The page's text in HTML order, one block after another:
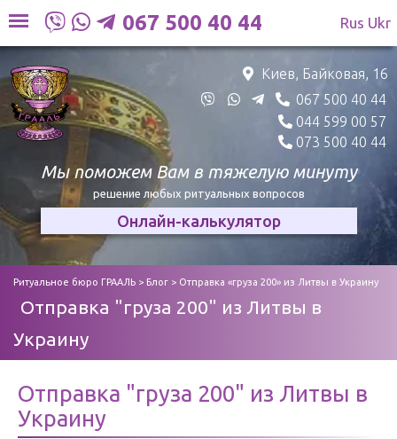
Skip
content
067 500 40 44 Rus Ukr
Мы поможем Вам втяжелую минуту
решение любых ритуальных вопросов
Онлайн-калькулятор
Киев, Байковая, 16
067 500 40 44
044 599 00 57
073 500 40 44
Ритуальное бюро ГРААЛЬ > Блог > Отправка «груза 200» из Литвы в Украину
Отправка "груза 200" из Литвы в
Украину
Отправка "груза 200" из Литвы в
Украину